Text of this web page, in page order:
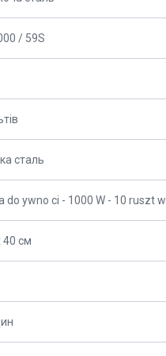
/ 59S
сталь
do ywno ci - 1000 W - 10 ruszt w
40 см